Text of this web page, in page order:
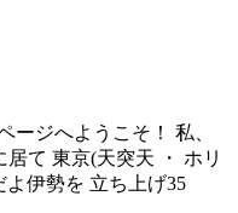
ージへようこそ！ 私、
て 東京(天突天 ・ ホリ
伊勢を 立ち上げ35